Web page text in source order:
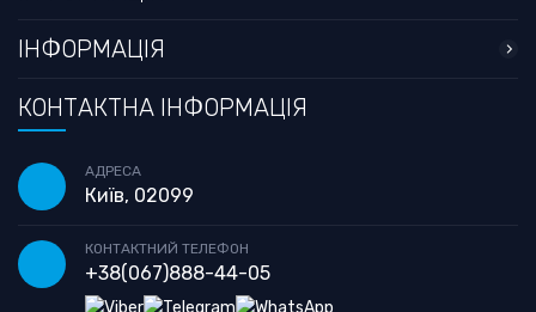
ІНФОРМАЦІЯ
КОНТАКТНА ІНФОРМАЦІЯ
АДРЕСА
Київ, 02099
КОНТАКТНИЙ ТЕЛЕФОН
+38(067)888-44-05